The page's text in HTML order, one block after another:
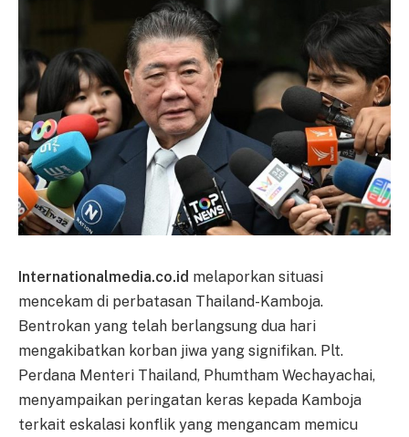
Internationalmedia.co.id melaporkan situasi
mencekam di perbatasan Thailand-Kamboja.
Bentrokan yang telah berlangsung dua hari
mengakibatkan korban jiwa yang signifikan. Plt.
Perdana Menteri Thailand, Phumtham Wechayachai,
menyampaikan peringatan keras kepada Kamboja
terkait eskalasi konflik yang mengancam memicu